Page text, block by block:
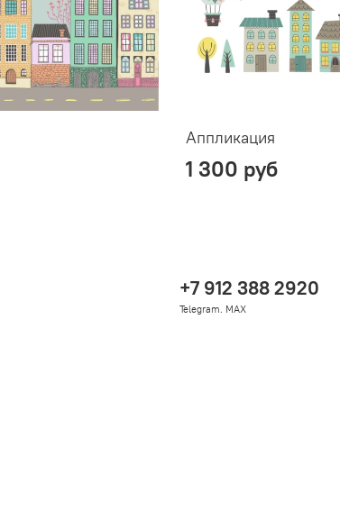
Аппликация
1 300 руб
+7 912 388 2920
Telegram. MAX